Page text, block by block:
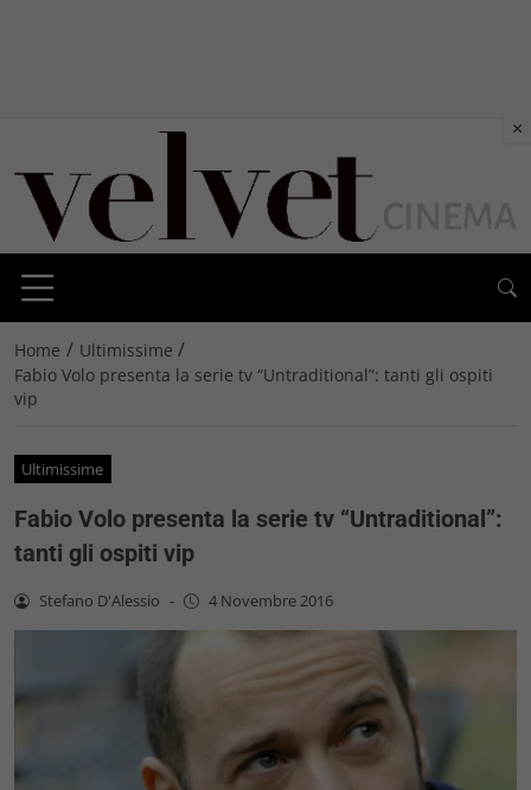
Home / Ultimissime /
Fabio Volo presenta la serie tv “Untraditional”: tanti gli ospiti
vip
Ultimissime
Fabio Volo presenta la serie tv “Untraditional”:
tanti gli ospiti vip
Stefano D'Alessio - 4 Novembre 2016
×